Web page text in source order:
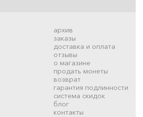
архив
заказы
доставка и оплата
отзывы
о магазине
продать монеты
возврат
гарантия подлинности
система скидок
блог
контакты